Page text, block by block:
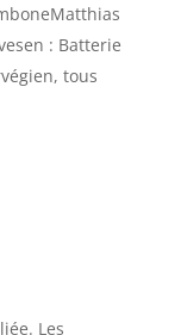
: Batterie
tous
Les